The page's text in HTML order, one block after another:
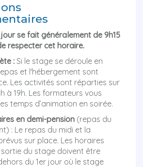
jour se fait généralement de 9h15
respecter cet horaire.
: Si le stage se déroule en
repas et l'hébergement sont
Les activités sont réparties sur
à 19h. Les formateurs vous
temps d’animation en soirée.
en demi-pension (repas du
: Le repas du midi et la
sur place. Les horaires
sortie du stage doivent être
du 1er jour où le stage